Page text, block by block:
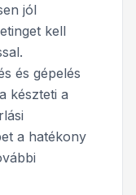
jól
kell
és gépelés
készteti a
a hatékony